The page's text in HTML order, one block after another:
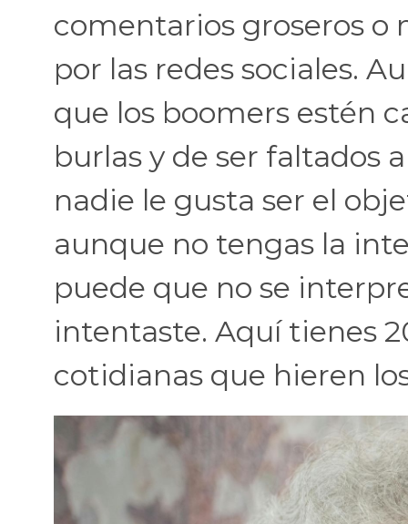
comentarios groseros o
por las redes sociales.
que los boomers estén
burlas y de ser faltados
nadie le gusta ser el
aunque no tengas la
puede que no se
intentaste. Aquí tienes
cotidianas que hieren